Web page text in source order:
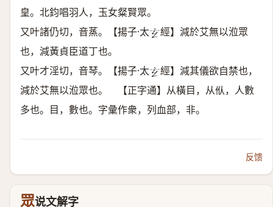
皇。北鈞唱羽人，玉女粲賢眾。
又叶諸仍切，音蒸。【揚子·太𤣥 經】減於艾無以涖眾
也，減黃貞臣道丁也。
又叶才淫切，音琴。【揚子·太𤣥 經】減其儀欲自禁也，
減於艾無以涖眾也。 【正字通】从橫目，从㐺，人數
多也。目，數也。字彙作衆，列血部，非。
反馈
眾说文解字